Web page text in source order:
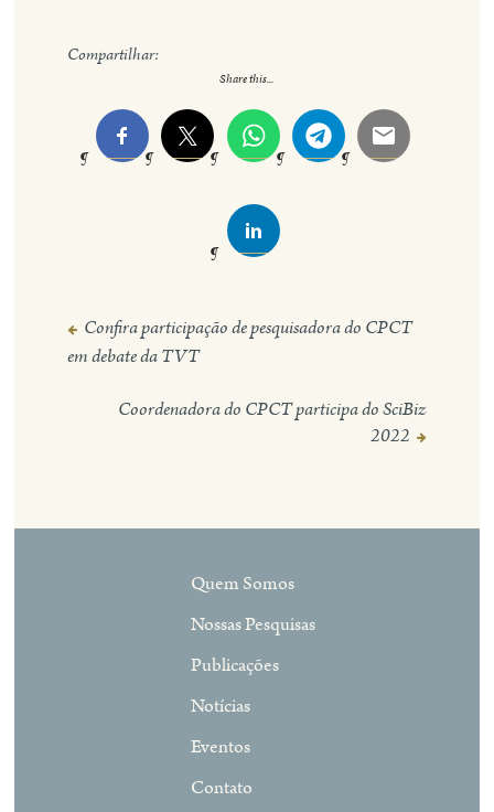
Compartilhar:
Share this...
Navegação
Post
Confira participação de pesquisadora do CPCT
em debate da TVT
Coordenadora do CPCT participa do SciBiz
2022
Quem Somos
Nossas Pesquisas
Publicações
Notícias
Eventos
Contato